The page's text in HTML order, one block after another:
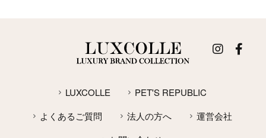
LUXCOLLE
PET'S REPUBLIC
よくあるご質問
法人の方へ
運営会社